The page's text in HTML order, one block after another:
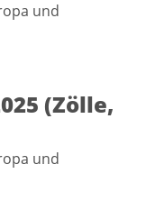
und
(Zölle,
und